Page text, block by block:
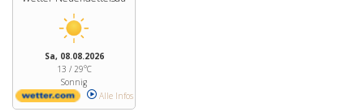
Sa, 08.08.2026
13 / 29°C
Sonnig
Alle Infos